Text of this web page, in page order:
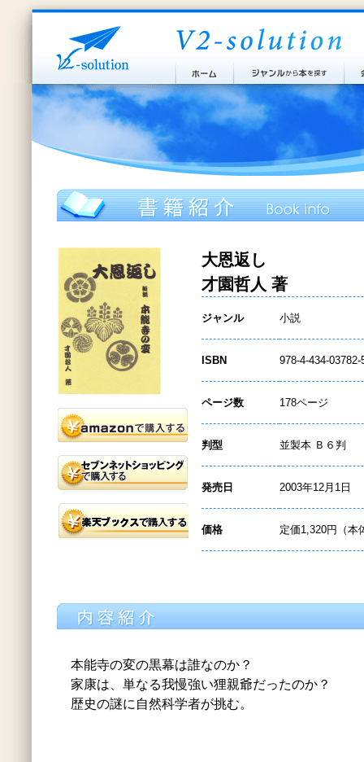
大恩返し
才園哲人 著
ジャンル 小説
ISBN 978-4-434-03782-
ページ数 178ページ
判型 並製本 Ｂ６判
発売日 2003年12月1日
価格 定価1,320円（本
本能寺の変の黒幕は誰なのか？
家康は、単なる我慢強い狸親爺だったのか？
歴史の謎に自然科学者が挑む。